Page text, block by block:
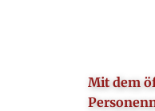
Mit dem